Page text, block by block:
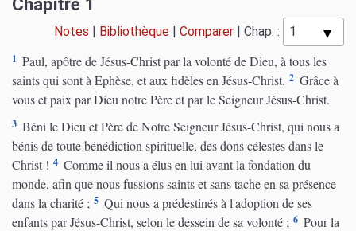
Chapitre 1
Notes | Bibliothèque | Comparer | Chap. :
1 Paul, apôtre de Jésus-Christ par la volonté de Dieu, à tous les
saints qui sont à Ephèse, et aux fidèles en Jésus-Christ. 2 Grâce à
vous et paix par Dieu notre Père et par le Seigneur Jésus-Christ.
3 Béni le Dieu et Père de Notre Seigneur Jésus-Christ, qui nous a
bénis de toute bénédiction spirituelle, des dons célestes dans le
Christ ! 4 Comme il nous a élus en lui avant la fondation du
monde, afin que nous fussions saints et sans tache en sa présence
dans la charité ; 5 Qui nous a prédestinés à l'adoption de ses
enfants par Jésus-Christ, selon le dessein de sa volonté ; 6 Pour la